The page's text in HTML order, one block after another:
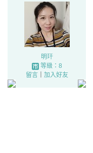
明玕
等級：8
留言｜ 加入好友